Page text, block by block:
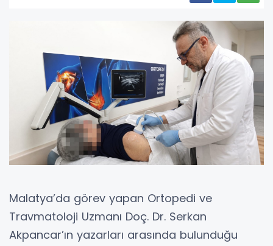
Malatya’da görev yapan Ortopedi ve
Travmatoloji Uzmanı Doç. Dr. Serkan
Akpancar’ın yazarları arasında bulunduğu